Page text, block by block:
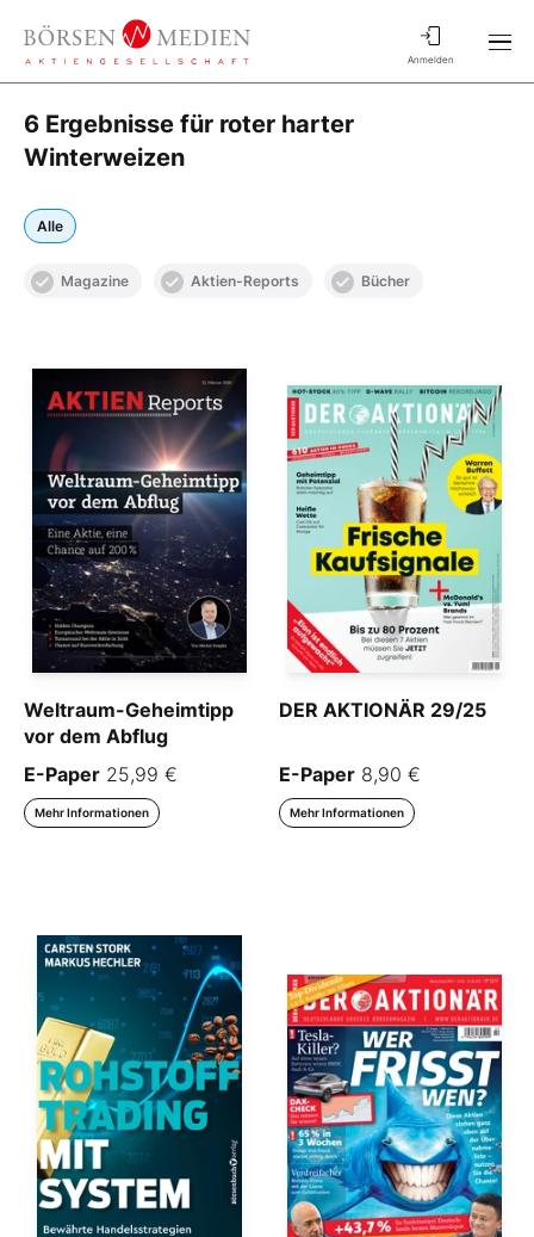
Anmelden
6 Ergebnisse für roter harter
Winterweizen
Alle
Magazine Aktien-Reports Bücher
Weltraum-Geheimtipp
vor dem Abflug
E-Paper 25,99 €
Mehr Informationen
DER AKTIONÄR 29/25
E-Paper 8,90 €
Mehr Informationen